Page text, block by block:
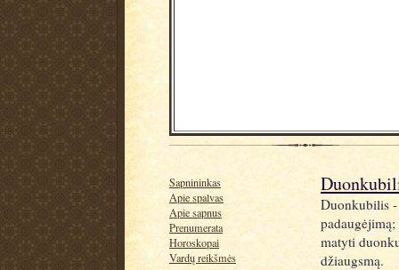
Sapnininkas
Apie spalvas
Apie sapnus
Prenumerata
Horoskopai
Vardų reikšmės
Duonkubilis
matyti
džiaugsmą.